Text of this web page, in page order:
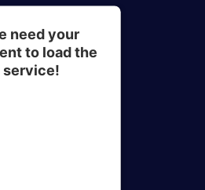
need your
to load the
service!